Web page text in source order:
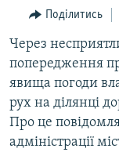
Перейти
пошуку
ПОГЛЯД
ІНТЕРВ'Ю
ВСЕ ЗА ДЕНЬ
СПЕЦПРОЕКТИ
ДЕПОРТАЦІЯ
ЯК ОБІЙТИ
Поділитись
Через
попередження
явища погоди
рух на ділянці
Про це
адміністрації